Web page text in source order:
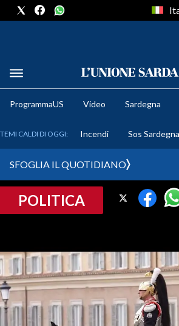
METEO
CRONACA SARDEGNA
SULCIS IGLESIENTE
MEDIO CAMPIDANO
ProgrammaUS Video Sardegna
TEMI CALDI DI OGGI: Incendi Sos Sardegna
SFOGLIA IL QUOTIDIANO
POLITICA